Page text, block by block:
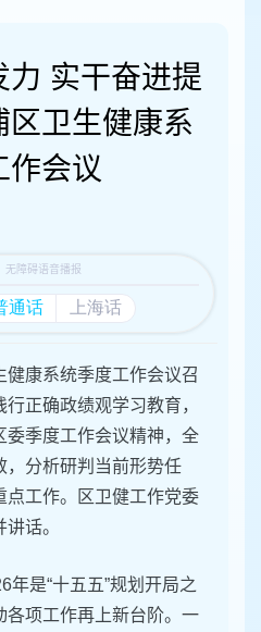
力 实干奋进提
卫生健康系
作会议
健康系统季度工作会议召
正确政绩观学习教育，
委季度工作会议精神，全
，分析研判当前形势任
点工作。区卫健工作党委
话。
年是“十五五”规划开局之
各项工作再上新台阶。一